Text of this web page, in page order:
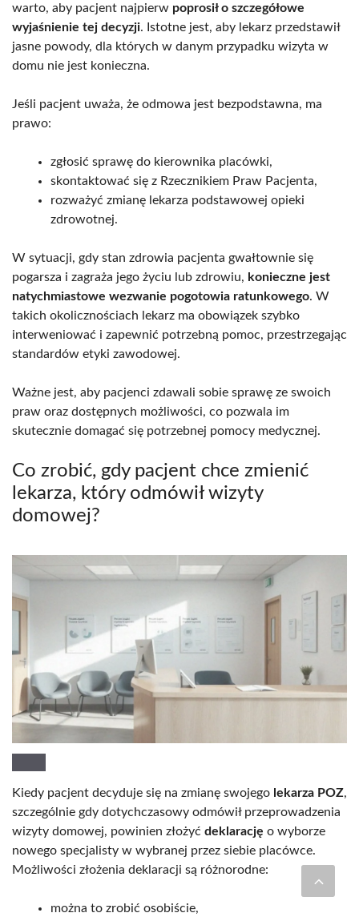
warto, aby pacjent najpierw poprosił o szczegółowe
wyjaśnienie tej decyzji. Istotne jest, aby lekarz przedstawił
jasne powody, dla których w danym przypadku wizyta w
domu nie jest konieczna.
Jeśli pacjent uważa, że odmowa jest bezpodstawna, ma
prawo:
zgłosić sprawę do kierownika placówki,
skontaktować się z Rzecznikiem Praw Pacjenta,
rozważyć zmianę lekarza podstawowej opieki
zdrowotnej.
W sytuacji, gdy stan zdrowia pacjenta gwałtownie się
pogarsza i zagraża jego życiu lub zdrowiu, konieczne jest
natychmiastowe wezwanie pogotowia ratunkowego. W
takich okolicznościach lekarz ma obowiązek szybko
interweniować i zapewnić potrzebną pomoc, przestrzegając
standardów etyki zawodowej.
Ważne jest, aby pacjenci zdawali sobie sprawę ze swoich
praw oraz dostępnych możliwości, co pozwala im
skutecznie domagać się potrzebnej pomocy medycznej.
Co zrobić, gdy pacjent chce zmienić
lekarza, który odmówił wizyty
domowej?
Kiedy pacjent decyduje się na zmianę swojego lekarza POZ,
szczególnie gdy dotychczasowy odmówił przeprowadzenia
wizyty domowej, powinien złożyć deklarację o wyborze
nowego specjalisty w wybranej przez siebie placówce.
Możliwości złożenia deklaracji są różnorodne:
można to zrobić osobiście,